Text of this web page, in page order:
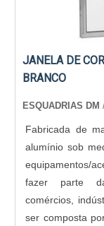
JANELA DE
BRANCO
ESQUADRIAS DM
Fabricada de
alumínio sob
equipamentos/
fazer parte
comércios,
ser composta